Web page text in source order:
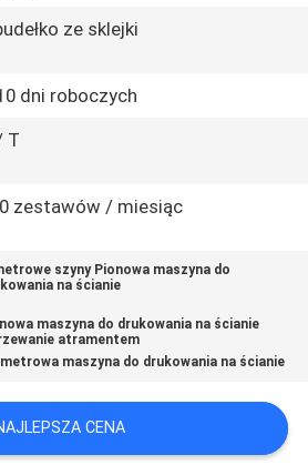
ze sklejki
dni roboczych
T
zestawów / miesiąc
szyny Pionowa maszyna do
na ścianie
maszyna do drukowania na ścianie
atramentem
maszyna do drukowania na ścianie
CENA